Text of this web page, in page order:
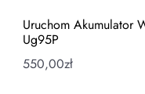
Uruchom Akumulator
Ug95P
550,00zł